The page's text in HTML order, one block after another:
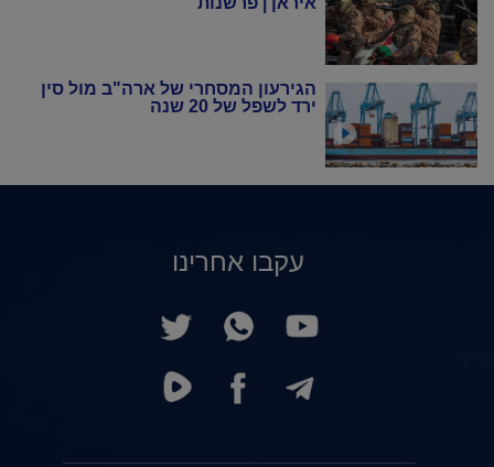
הגירעון המסחרי של ארה"ב מול סין
ירד לשפל של 20 שנה
עקבו אחרינו